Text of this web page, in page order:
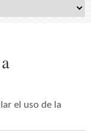
el uso de la